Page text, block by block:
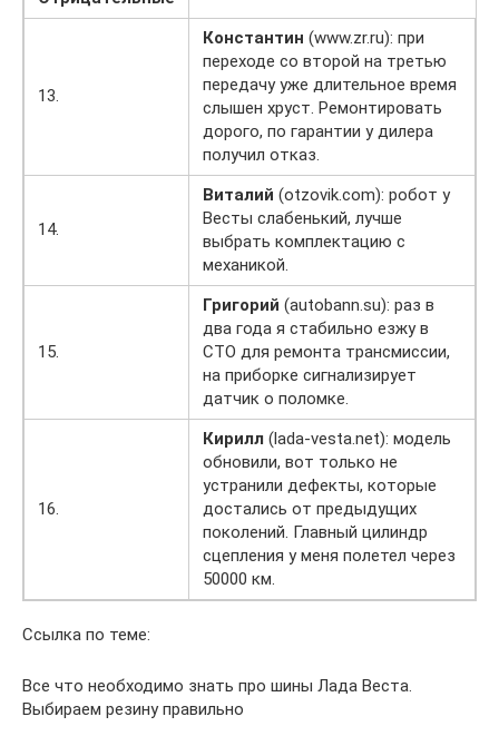
13.
Константин (www.zr.ru): при
переходе со второй на третью
передачу уже длительное время
слышен хруст. Ремонтировать
дорого, по гарантии у дилера
получил отказ.
14.
Виталий (otzovik.com): робот у
Весты слабенький, лучше
выбрать комплектацию с
механикой.
15.
Григорий (autobann.su): раз в
два года я стабильно езжу в
СТО для ремонта трансмиссии,
на приборке сигнализирует
датчик о поломке.
16.
Кирилл (lada-vesta.net): модель
обновили, вот только не
устранили дефекты, которые
достались от предыдущих
поколений. Главный цилиндр
сцепления у меня полетел через
50000 км.
Ссылка по теме:
Все что необходимо знать про шины Лада Веста.
Выбираем резину правильно